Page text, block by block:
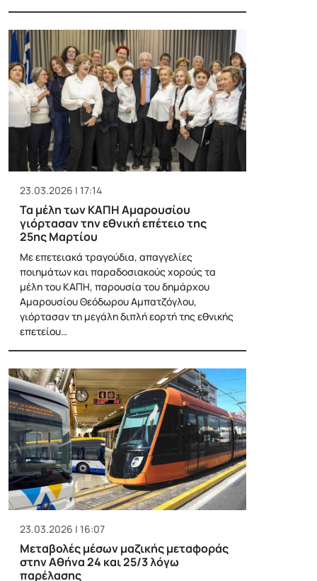
23.03.2026 | 17:14
Τα μέλη των ΚΑΠΗ Αμαρουσίου
γιόρτασαν την εθνική επέτειο της
25ης Μαρτίου
Με επετειακά τραγούδια, απαγγελίες
ποιημάτων και παραδοσιακούς χορούς τα
μέλη του ΚΑΠΗ, παρουσία του δημάρχου
Αμαρουσίου Θεόδωρου Αμπατζόγλου,
γιόρτασαν τη μεγάλη διπλή εορτή της εθνικής
επετείου…
23.03.2026 | 16:07
Mεταβολές μέσων μαζικής μεταφοράς
στην Αθήνα 24 και 25/3 λόγω
παρέλασης